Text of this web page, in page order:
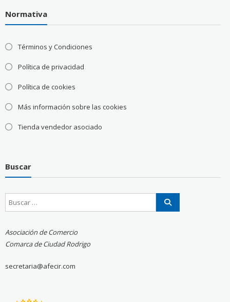
Normativa
Términos y Condiciones
Política de privacidad
Política de cookies
Más información sobre las cookies
Tienda vendedor asociado
Buscar
Asociación de Comercio
Comarca de Ciudad Rodrigo
secretaria@afecir.com